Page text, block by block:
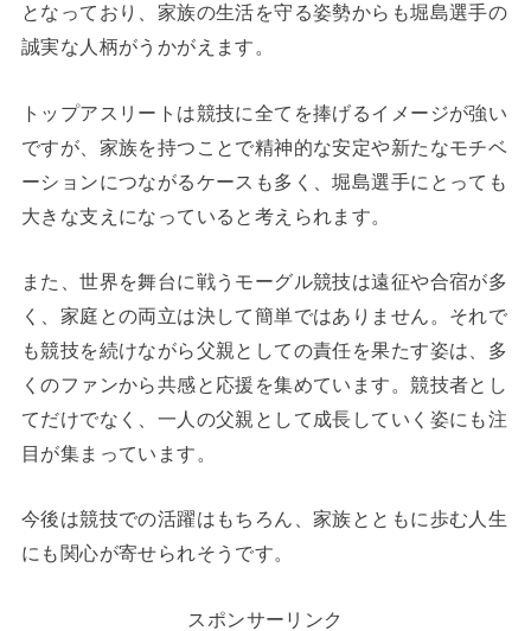
となっており、家族の生活を守る姿勢からも堀島選手の
誠実な人柄がうかがえます。
トップアスリートは競技に全てを捧げるイメージが強い
ですが、家族を持つことで精神的な安定や新たなモチベ
ーションにつながるケースも多く、堀島選手にとっても
大きな支えになっていると考えられます。
また、世界を舞台に戦うモーグル競技は遠征や合宿が多
く、家庭との両立は決して簡単ではありません。それで
も競技を続けながら父親としての責任を果たす姿は、多
くのファンから共感と応援を集めています。競技者とし
てだけでなく、一人の父親として成長していく姿にも注
目が集まっています。
今後は競技での活躍はもちろん、家族とともに歩む人生
にも関心が寄せられそうです。
スポンサーリンク